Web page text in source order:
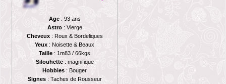
Age: 93 ans
Astro: Vierge
Cheveux: Roux & Bordeliques
Yeux : Noisette & Beaux
Taille : 1m83 / 66kgs
Silouhette: magnifique
Hobbies : Bouger
Signes: Taches de Rousseur